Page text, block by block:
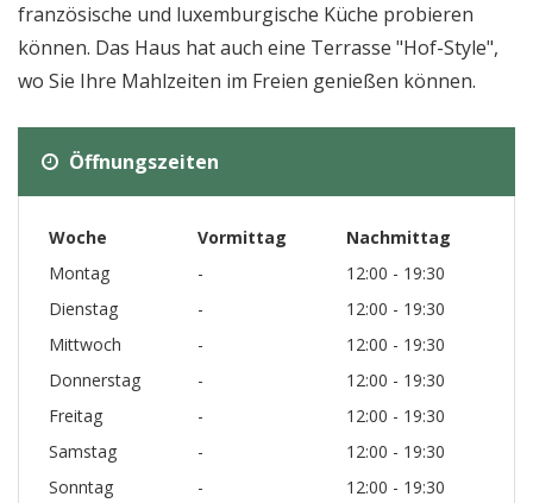
französische und luxemburgische Küche probieren
können. Das Haus hat auch eine Terrasse "Hof-Style",
wo Sie Ihre Mahlzeiten im Freien genießen können.
Öffnungszeiten
Woche Vormittag
Nachmittag
Montag
-
12:00 - 19:30
Dienstag
-
12:00 - 19:30
Mittwoch
-
12:00 - 19:30
Donnerstag
-
12:00 - 19:30
Freitag
-
12:00 - 19:30
Samstag
-
12:00 - 19:30
Sonntag
-
12:00 - 19:30